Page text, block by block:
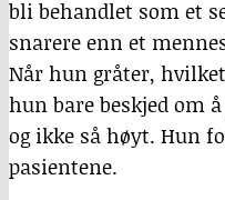
bli behandlet som et
snarere enn et
Når hun gråter,
hun bare beskjed om
og ikke så høyt. Hun
pasientene.